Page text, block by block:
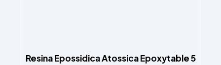
Resina Epossidica Atossica Epoxytable 5